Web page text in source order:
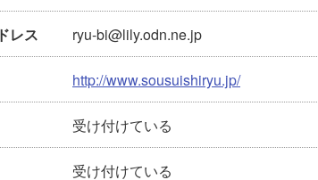
レス ryu-bi@lily.odn.ne.jp
http://www.sousuishiryu.jp/
受け付けている
受け付けている